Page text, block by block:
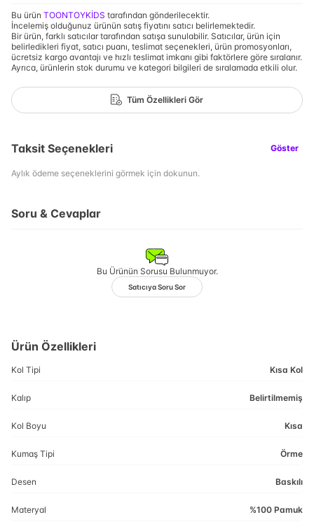
Bu ürün TOONTOYKİDS tarafından gönderilecektir.
İncelemiş olduğunuz ürünün satış fiyatını satıcı belirlemektedir.
Bir ürün, farklı satıcılar tarafından satışa sunulabilir. Satıcılar, ürün için
belirledikleri fiyat, satıcı puanı, teslimat seçenekleri, ürün promosyonları,
ücretsiz kargo avantajı ve hızlı teslimat imkanı gibi faktörlere göre sıralanır.
Ayrıca, ürünlerin stok durumu ve kategori bilgileri de sıralamada etkili olur.
Tüm Özellikleri Gör
Taksit Seçenekleri Göster
Aylık ödeme seçeneklerini görmek için dokunun.
Soru & Cevaplar
Bu Ürünün Sorusu Bulunmuyor.
Satıcıya Soru Sor
Ürün Özellikleri
Kol Tipi Kısa Kol
Kalıp Belirtilmemiş
Kol Boyu Kısa
Kumaş Tipi Örme
Desen Baskılı
Materyal %100 Pamuk